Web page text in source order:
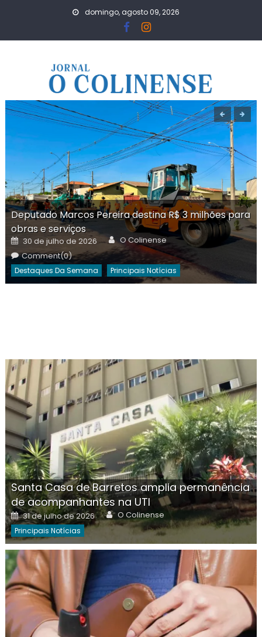
domingo, agosto 09, 2026
Deputado Marcos Pereira destina R$ 3 milhões para
obras e serviços
Posted
on
30 de julho de 2026 Author
O Colinense
Comment(0)
Destaques Da Semana Principais Notícias
Santa Casa de Barretos amplia permanência
de acompanhantes na UTI
Posted
on
31 de julho de 2026 Author
O Colinense
Principais Notícias